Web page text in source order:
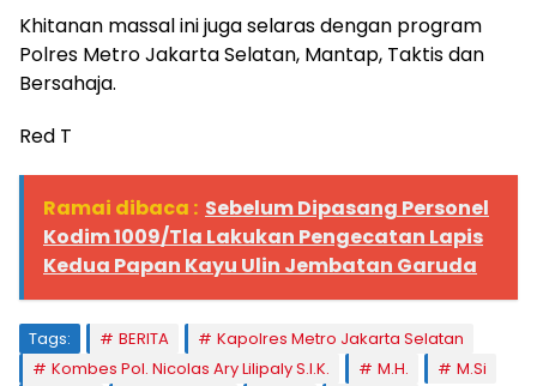
Khitanan massal ini juga selaras dengan program
Polres Metro Jakarta Selatan, Mantap, Taktis dan
Bersahaja.
Red T
Ramai dibaca : Sebelum Dipasang Personel
Kodim 1009/Tla Lakukan Pengecatan Lapis
Kedua Papan Kayu Ulin Jembatan Garuda
Tags: BERITA
Kapolres Metro Jakarta Selatan
Kombes Pol. Nicolas Ary Lilipaly S.I.K.
M.H.
M.Si